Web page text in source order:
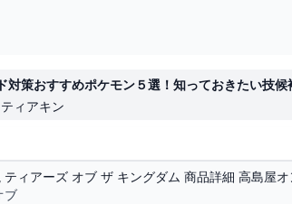
策おすすめポケモン５選！知っておきたい技
ィアキン
ティアーズ オブ ザ キングダム 商品詳細 高島屋
ブ